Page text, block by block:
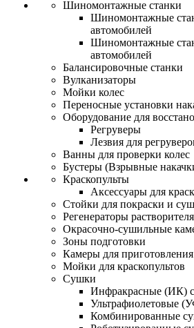
Шиномонтажные станки
Шиномонтажные
автомобилей
Шиномонтажные
автомобилей
Балансировочные станки
Вулканизаторы
Мойки колес
Переносные установки
Оборудование для
Регруверы
Лезвия для
Ванны для проверки колес
Бустеры (Взрывные
Краскопульты
Аксессуары для
Стойки для покраски и
Регенераторы растворителя
Окрасочно-сушильные
Зоны подготовки
Камеры для
Мойки для краскопультов
Сушки
Инфракрасные (ИК)
Ультрафиолетовые
Комбинированные